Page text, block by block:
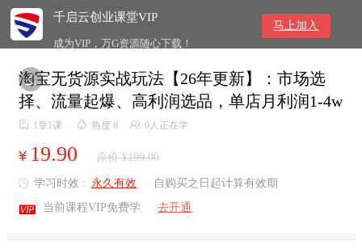
千启云创业课堂VIP
成为VIP，万G资源随心下载！
马上加入

淘宝无货源实战玩法【26年更新】：市场选
择、流量起爆、高利润选品，单店月利润1-4w
 1章1课  热度 8  0人正在学
¥ 19.90 原价 ¥199.00
 学习时效 : 永久有效 自购买之日起计算有效期
 当前课程VIP免费学 去开通